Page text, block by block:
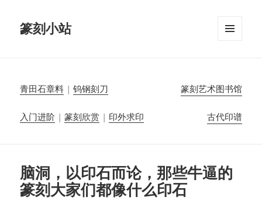
篆刻小站
青田石章料 |钨钢刻刀 篆刻艺术图书馆
入门进阶 |篆刻欣赏 | 印外求印 古代印谱
脑洞，以印石而论，那些牛逼的
篆刻大家们都像什么印石